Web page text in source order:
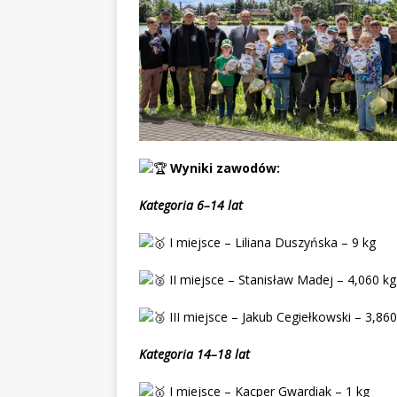
Wyniki zawodów:
Kategoria 6–14 lat
I miejsce – Liliana Duszyńska – 9 kg
II miejsce – Stanisław Madej – 4,060 kg
III miejsce – Jakub Cegiełkowski –
Kategoria 14–18 lat
I miejsce – Kacper Gwardiak – 1 kg